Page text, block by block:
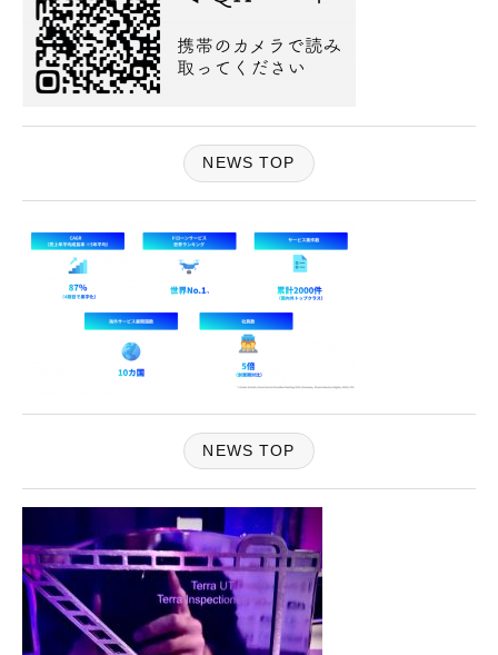
NEWS TOP
NEWS TOP